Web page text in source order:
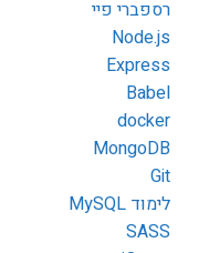
רספברי פיי
Node.js
Express
Babel
docker
MongoDB
Git
לימוד MySQL
SASS